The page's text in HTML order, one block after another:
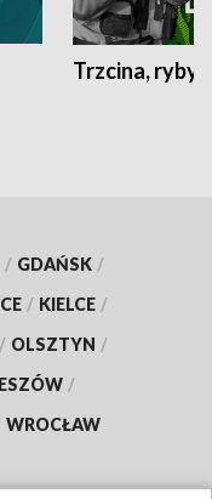
Trzcina, ryby
/ GDAŃSK /
/ KIELCE /
/ OLSZTYN /
/
WROCŁAW